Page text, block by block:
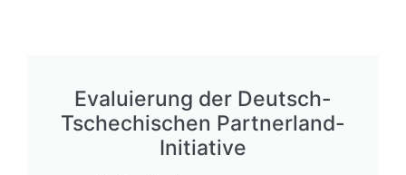
Evaluierung der Deutsch-
Tschechischen Partnerland-
Initiative